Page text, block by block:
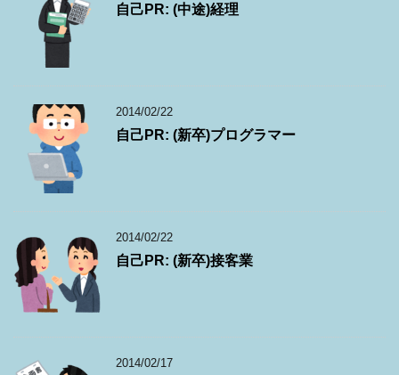
自己PR: (中途)経理
2014/02/22
自己PR: (新卒)プログラマー
2014/02/22
自己PR: (新卒)接客業
2014/02/17